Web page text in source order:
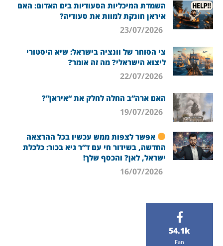
השמדת המיכליות הסעודיות בים האדום: האם
איראן חונקת למוות את סעודיה?
צי הסוחר של וונציה בישראל: שיא היסטורי
ליצוא הישראלי? מה זה אומר?
האם ארה”ב החלה לחלק את “איראן”?
אפשר לצפות ממש עכשיו בכל ההרצאה
החדשה, בשידור חי עם ד”ר גיא בכור: כלכלת
ישראל, לאן? והכסף שלך!
54.1k
Fan